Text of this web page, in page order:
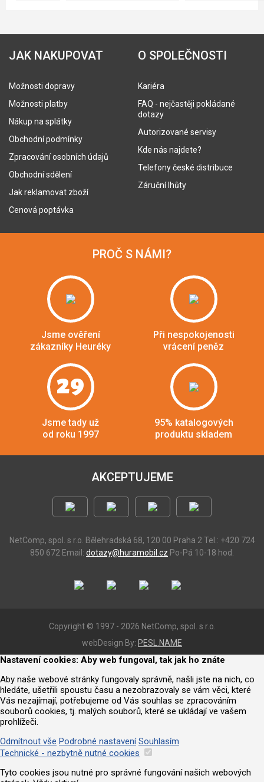
JAK NAKUPOVAT
Možnosti dopravy
Možnosti platby
Nákup na splátky
Obchodní podmínky
Zpracování osobních údajů
Obchodní sdělení
Jak reklamovat zboží
Cenová poptávka
O SPOLEČNOSTI
Kariéra
FAQ - nejčastěji pokládané
dotazy
Autorizované servisy
Kde nás najdete?
Telefony české distribuce
Záruční lhůty
PROČ S NÁMI?
Jsme ověření
zákazníky Heuréky
Při nespokojenosti
vrácení peněz
29
Jsme tady už
od roku 1997
95% katalogových
produktu skladem
AKCEPTUJEME
NetComp, spol. s r.o. Bělehradská 68, 120 00 Praha 2 Tel.: +420 724
850 672 Email: dotazy@huramobil.cz Po-Pá 10-18 hod.
Copyright © 1997 - 2026 NetComp, spol. s r.o.
webDesign By: PESL.NAME
Nastavení cookies: Aby web fungoval, tak jak ho znáte
Aby naše webové stránky fungovaly správně, našli jste na nich, co
hledáte, ušetřili spoustu času a nezobrazovaly se vám věci, které
Vás nezajímají, potřebujeme od Vás souhlas se zpracováním
souborů cookies, tj. malých souborů, které se ukládají ve vašem
prohlížeči.
Odmítnout vše Podrobné nastavení Souhlasím
Technické - nezbytně nutné cookies
Tyto cookies jsou nutné pro správné fungování našich webových